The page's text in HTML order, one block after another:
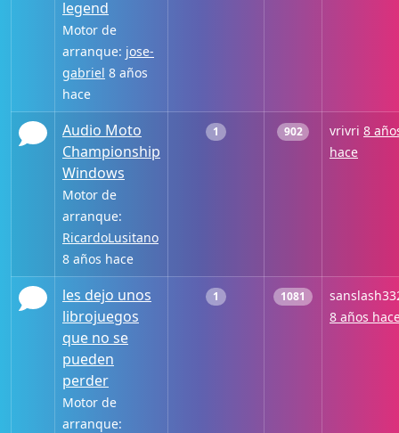
legend
Motor de
arranque: jose-
gabriel 8 años
hace
Audio Moto
Championship
Windows
Motor de
arranque:
RicardoLusitano
8 años hace
1 902 vrivri 8
hace
les dejo unos
librojuegos
que no se
pueden
perder
Motor de
arranque:
1 1081
8 años